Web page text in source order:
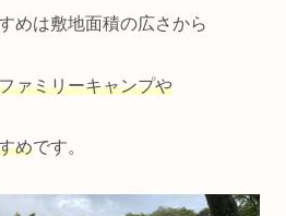
めは敷地面積の広さから
ァミリーキャンプや
めです。